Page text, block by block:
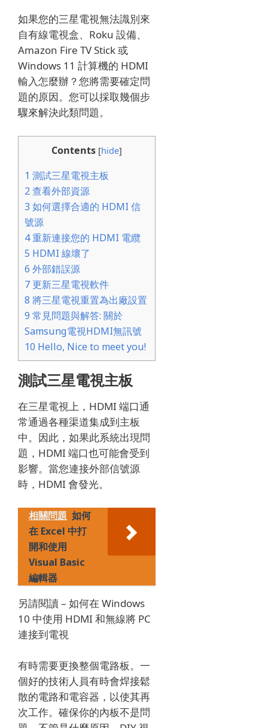
如果您的三星電視無法識別來
自有線電視盒、Roku 設備、
Amazon Fire TV Stick 或
Windows 11 計算機的 HDMI
輸入怎麼辦？您將需要確定問
題的原因。 您可以採取幾個步
驟來解決此類問題。
Contents [hide]
1 測試三星電視主板
2查看外部資源
3 如何選擇合適的 HDMI 信
號源
4重新連接您的 HDMI 電纜
5 HDMI 線壞了
6 外部錯誤源
7更新三星電視軟件
8 將三星電視重置為出廠設置
9 常見問題與解答: 關於
Samsung電視HDMI無訊號
10 Hello, Nice to meet you!
測試三星電視主板
在三星電視上，HDMI 端口通
常通過各種渠道集成到主板
中。 因此，如果此系統出現問
題，HDMI 端口也可能會受到
影響。 當您連接外部信號源
時，HDMI 會發光。
相關問題 如何
在 Excel 中打
開和使用
Visual Basic
編輯器
另請閱讀 – 如何在 Windows
10 中使用 HDMI 和無線將 PC
連接到電視
有時需要更換整個電路板。 一
個好的技術人員有時會焊接鬆
散的電路和電容器，以使其再
次工作。 確保你的內板不是問